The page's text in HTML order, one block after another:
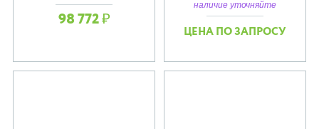
98 772 ₽
наличие уточняйте
ЦЕНА ПО ЗАПРОСУ